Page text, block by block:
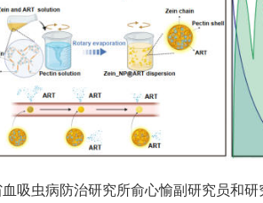
吸虫病防治研究所俞心愉副研究员和研